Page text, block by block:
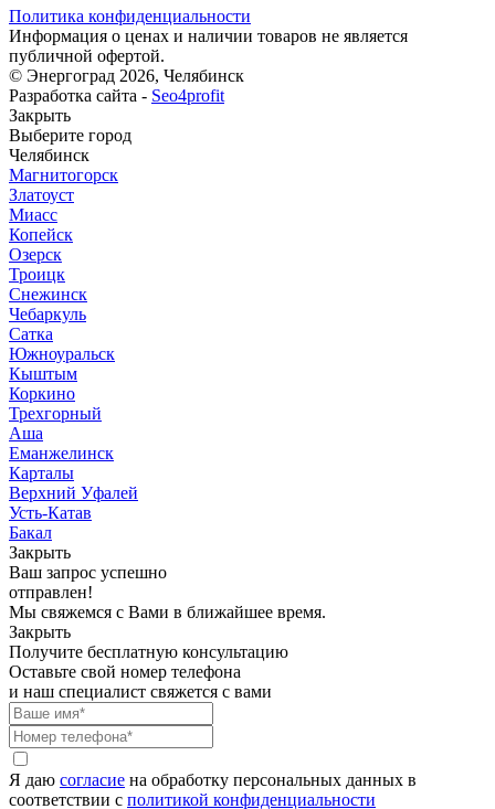
Политика конфиденциальности
Информация о ценах и наличии товаров не является
публичной офертой.
© Энергоград 2026, Челябинск
Разработка сайта - Seo4profit
Закрыть
Выберите город
Челябинск
Магнитогорск
Златоуст
Миасс
Копейск
Озерск
Троицк
Снежинск
Чебаркуль
Сатка
Южноуральск
Кыштым
Коркино
Трехгорный
Аша
Еманжелинск
Карталы
Верхний Уфалей
Усть-Катав
Бакал
Закрыть
Ваш запрос успешно
отправлен!
Мы свяжемся с Вами в ближайшее время.
Закрыть
Получите бесплатную консультацию
Оставьте свой номер телефона
и наш специалист свяжется с вами
Я даю согласие на обработку персональных данных в
соответствии с политикой конфиденциальности